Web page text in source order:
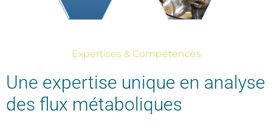
Expertises & Compétences
Une expertise unique en analyse
des flux métaboliques